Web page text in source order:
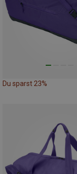
Du sparst 23%